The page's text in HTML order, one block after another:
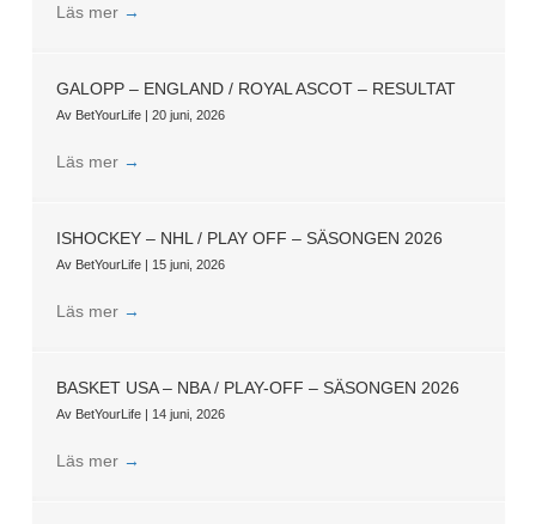
Läs mer →
GALOPP – ENGLAND / ROYAL ASCOT – RESULTAT
Av BetYourLife | 20 juni, 2026
Läs mer →
ISHOCKEY – NHL / PLAY OFF – SÄSONGEN 2026
Av BetYourLife | 15 juni, 2026
Läs mer →
BASKET USA – NBA / PLAY-OFF – SÄSONGEN 2026
Av BetYourLife | 14 juni, 2026
Läs mer →